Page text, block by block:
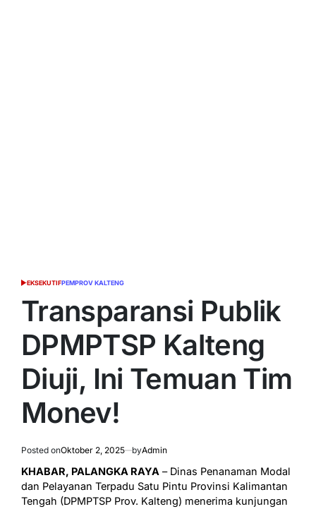
POSTED
EKSEKUTIFPEMPROV KALTENG
Transparansi Publik
DPMPTSP Kalteng
Diuji, Ini Temuan Tim
Monev!
Posted onOktober 2, 2025 byAdmin
KHABAR, PALANGKA RAYA – Dinas Penanaman Modal
dan Pelayanan Terpadu Satu Pintu Provinsi Kalimantan
Tengah (DPMPTSP Prov. Kalteng) menerima kunjungan